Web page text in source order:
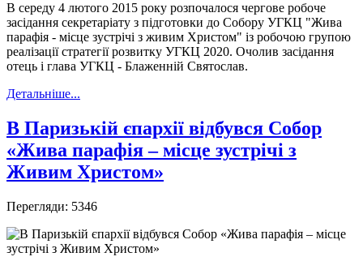
В середу 4 лютого 2015 року розпочалося чергове робоче
засідання секретаріату з підготовки до Собору УГКЦ "Жива
парафія - місце зустрічі з живим Христом" із робочою групою
реалізації стратегії розвитку УГКЦ 2020. Очолив засідання
отець і глава УГКЦ - Блаженній Святослав.
Детальніше...
В Паризькій єпархії відбувся Собор
«Жива парафія – місце зустрічі з
Живим Христом»
Перегляди: 5346